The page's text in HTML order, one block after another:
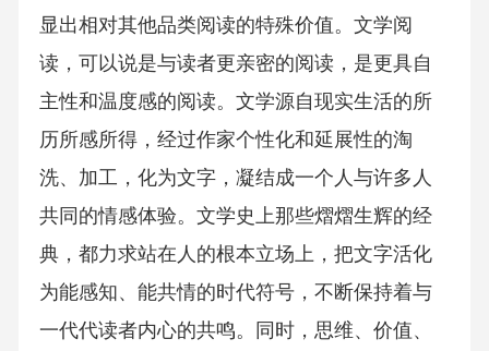
显出相对其他品类阅读的特殊价值。文学阅
读，可以说是与读者更亲密的阅读，是更具自
主性和温度感的阅读。文学源自现实生活的所
历所感所得，经过作家个性化和延展性的淘
洗、加工，化为文字，凝结成一个人与许多人
共同的情感体验。文学史上那些熠熠生辉的经
典，都力求站在人的根本立场上，把文字活化
为能感知、能共情的时代符号，不断保持着与
一代代读者内心的共鸣。同时，思维、价值、